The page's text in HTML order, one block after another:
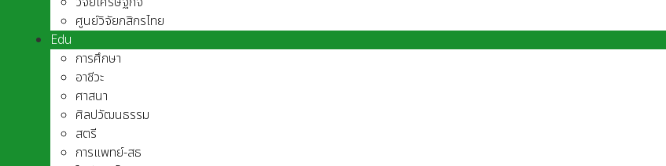
ศูนย์วิจัยกสิกรไทย
Edu
การศึกษา
อาชีวะ
ศาสนา
ศิลปวัฒนธรรม
สตรี
การแพทย์-สธ